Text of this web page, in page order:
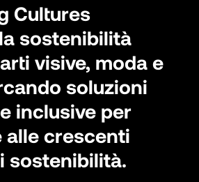
Cultures
sostenibilità
visive, moda e
soluzioni
inclusive per
alle crescenti
sostenibilità.